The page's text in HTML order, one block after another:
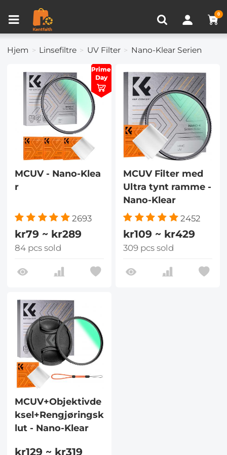
0
Hjem Linsefiltre UV Filter Nano-Klear Serien
Prime
Day
Prime
Day
MCUV - Nano-Klea
r
2693
kr79 ~ kr289
84 pcs sold
MCUV Filter med
Ultra tynt ramme -
Nano-Klear
2452
kr109 ~ kr429
309 pcs sold
MCUV+Objektivde
ksel+Rengjøringsk
lut - Nano-Klear
kr129 ~ kr319